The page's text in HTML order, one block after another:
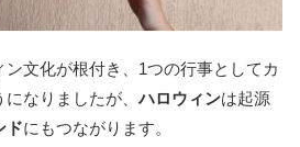
文化が根付き、1つの行事としてカ
になりましたが、ハロウィンは起源
ドにもつながります。